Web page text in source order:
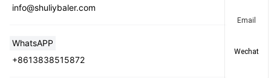
info@shuliybaler.com
WhatsAPP
+8613838515872
Email
Wechat